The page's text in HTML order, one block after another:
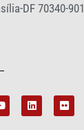
DF 70340-901